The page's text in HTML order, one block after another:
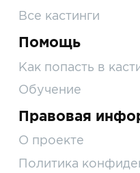
Все кастинги
Помощь
Как попасть в
Обучение
Правовая
О проекте
Политика